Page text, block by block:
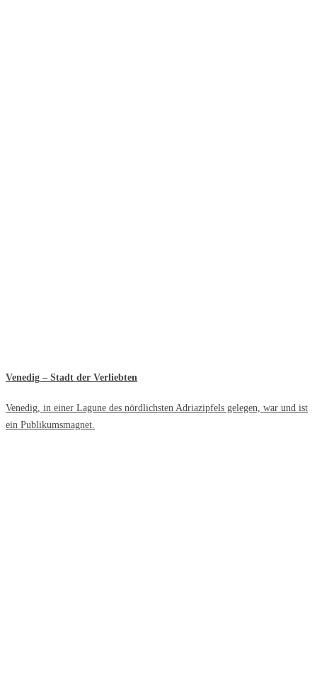
Venedig – Stadt der Verliebten
Venedig, in einer Lagune des nördlichsten Adriazipfels gelegen, war und ist
ein Publikumsmagnet.